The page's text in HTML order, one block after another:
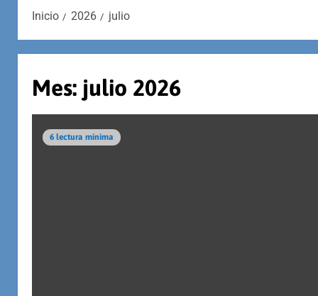
Inicio 2026 julio
Mes: julio 2026
6 lectura mínima